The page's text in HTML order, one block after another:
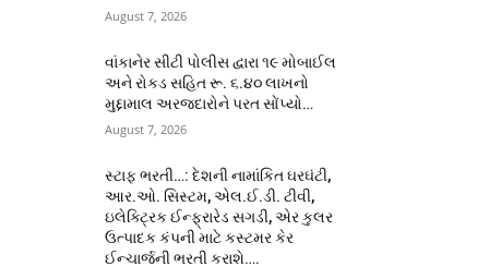
August 7, 2026
વાંકાનેર સીટી પોલીસ દ્વારા ૧૯ મોબાઈલ
અને રોકડ સહિત રૂ. ૬.૪૦ લાખનો
મુદ્દામાલ અરજદારોને પરત સોંપ્યો…
August 7, 2026
સ્ટાફ ભરતી…: દેશની નામાંકિત ઘરઘંટી,
આર.ઓ. સિસ્ટમ, એલ.ઈ.ડી. ટીવી,
ઇલેક્ટ્રિક ઈન્ફ્રારેડ સગડી, એર કુલર
ઉત્પાદક કંપની માટે કસ્ટમર કેર
ઈન્ચાર્જની ભરતી કરાશે….